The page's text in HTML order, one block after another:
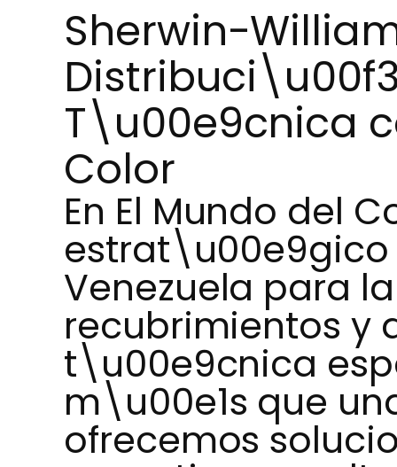
Sherwin-
T\u00e9cnica
Color
En El Mundo del
estrat\u00e9gico
Venezuela para
recubrimientos y
t\u00e9cnica
m\u00e1s que
ofrecemos